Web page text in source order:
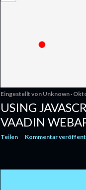
Eingestellt von Unknown
USING
VAADIN
Teilen Kommentar